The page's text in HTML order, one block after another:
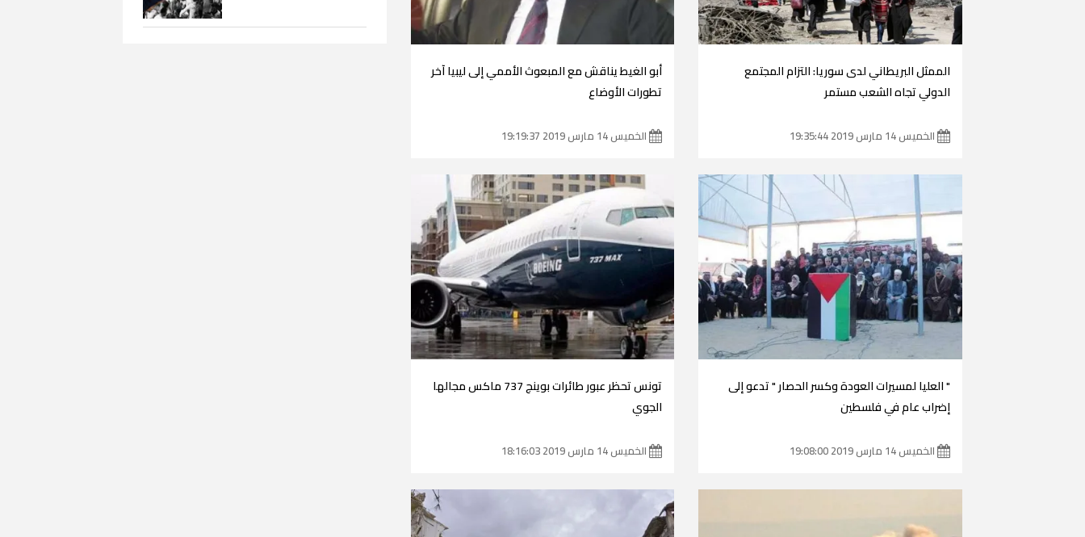
الممثل البريطاني لدى سوريا: التزام المجتمع
الدولي تجاه الشعب مستمر
الخميس 14 مارس 2019 19:35:44
أبو الغيط يناقش مع المبعوث الأممي إلى ليبيا آخر
تطورات الأوضاع
الخميس 14 مارس 2019 19:19:37
" العليا لمسيرات العودة وكسر الحصار " تدعو إلى
إضراب عام في فلسطين
الخميس 14 مارس 2019 19:08:00
تونس تحظر عبور طائرات بوينج 737 ماكس مجالها
الجوي
الخميس 14 مارس 2019 18:16:03